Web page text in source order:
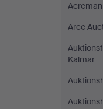
Arce
Kalmar